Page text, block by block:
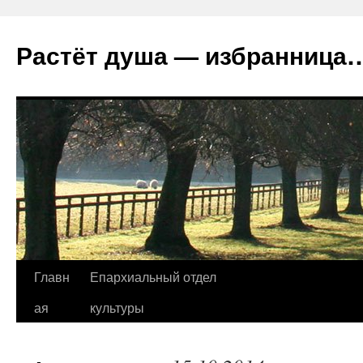
Растёт душа —
Перейти
Главн
ая
Епархиальный отдел
культуры